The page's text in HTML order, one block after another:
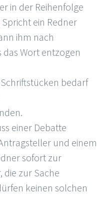
in der Reihenfolge
ein Redner
ihm nach
Wort entzogen
bedarf
einer Debatte
und einem
sofort zur
die zur Sache
keinen solchen